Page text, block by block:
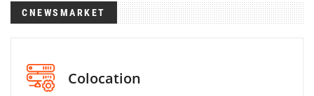
CNEWSMARKET
Colocation